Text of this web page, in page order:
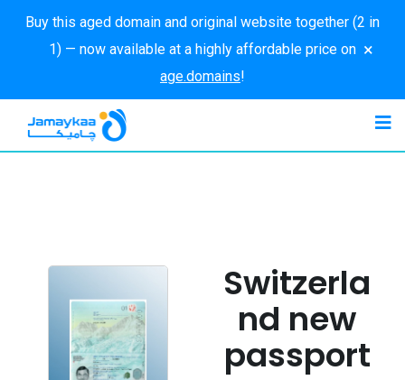
Buy this aged domain and original website together (2 in
1) — now available at a highly affordable price on
age.domains!
×
Switzerla
nd new
passport